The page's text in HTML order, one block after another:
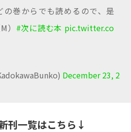
の巻からでも読めるので、是
） #次に読む本 pic.twitter.co
December 23, 2
刊一覧はこちら↓